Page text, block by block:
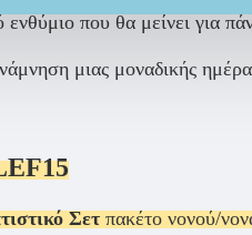
που θα μείνει για
μιας μοναδικής
Σετπακέτο νονού/